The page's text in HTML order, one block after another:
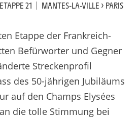
ETAPPE 21 | MANTES-LA-VILLE > PARIS
Etappe der Frankreich-
Befürworter und Gegner
Streckenprofil
des 50-jährigen Jubiläums
auf den Champs Elysées
die tolle Stimmung bei